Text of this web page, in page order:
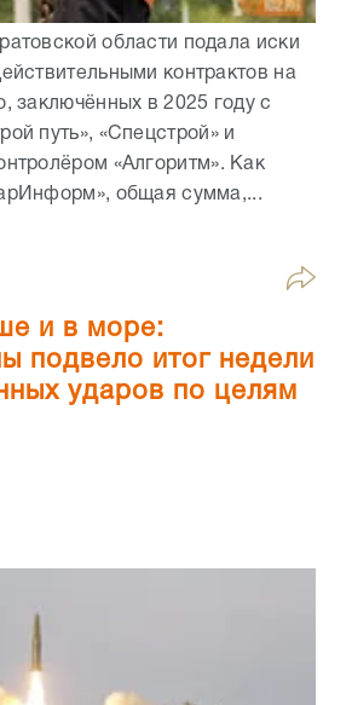
области подала иски
контрактов на
заключённых в 2025 году с
путь», «Спецстрой» и
«Алгоритм». Как
общая сумма,...
и в море:
подвело итог недели
ударов по целям